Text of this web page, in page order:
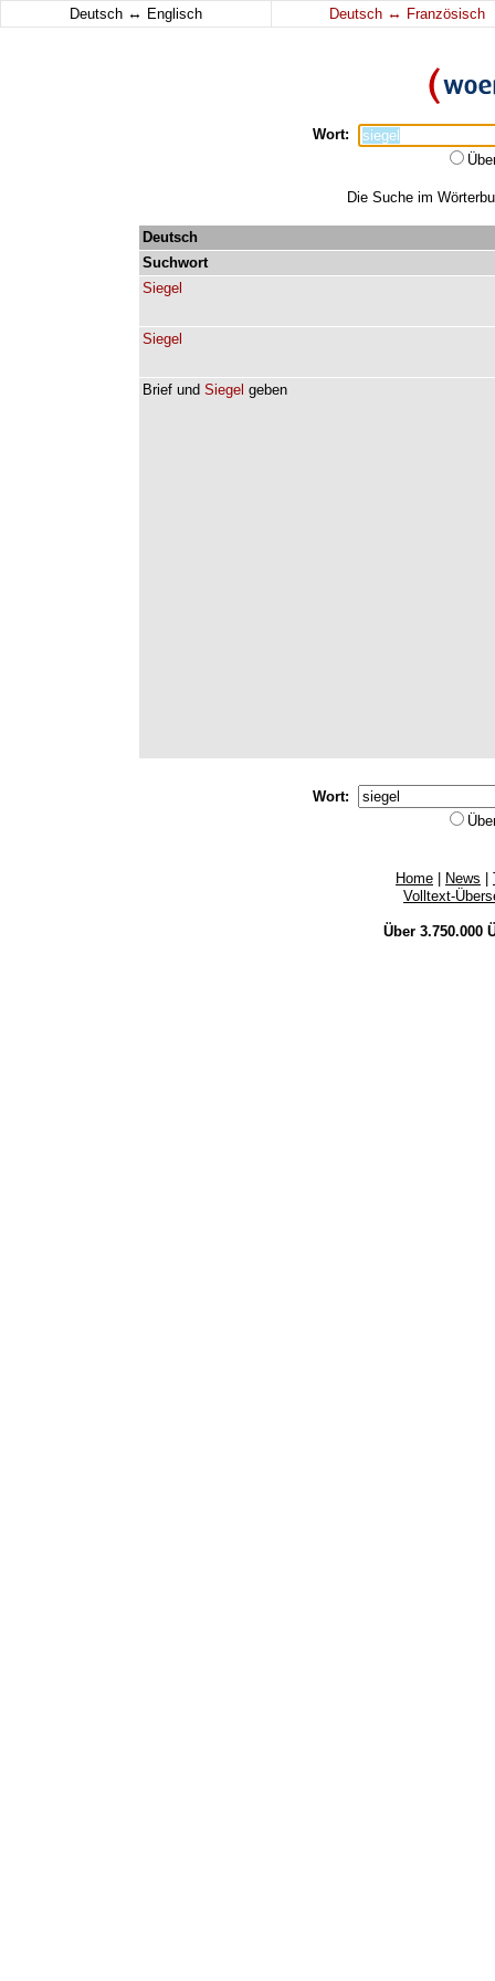
Deutsch ↔ Englisch Deutsch ↔ Französisch
Wort:
Die Suche im
Deutsch
Suchwort
Siegel
Siegel
Brief und Siegel geben
Wort:
Home News
Volltext-
Über 3.750.000